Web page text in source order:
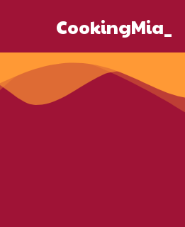
CookingMia_